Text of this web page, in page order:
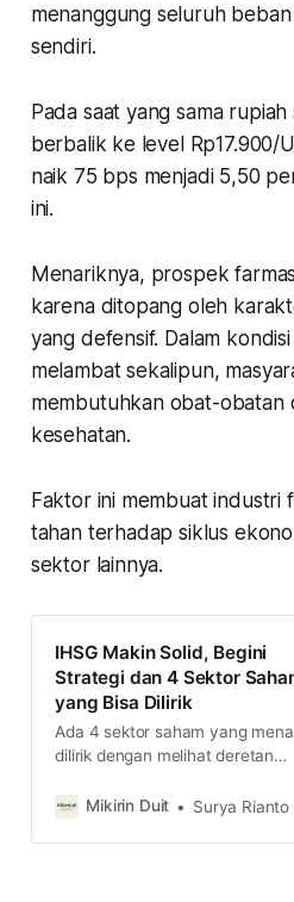
menanggung seluruh
sendiri.
Pada saat yang sama
berbalik ke level Rp17.900/
naik 75 bps menjadi 5,50
ini.
Menariknya, prospek
karena ditopang oleh
yang defensif. Dalam
melambat sekalipun,
membutuhkan obat-obatan
kesehatan.
Faktor ini membuat industri
tahan terhadap siklus
sektor lainnya.
IHSG Makin Solid, Begini
Strategi dan 4 Sektor
yang Bisa Dilirik
Ada 4 sektor saham yang
dilirik dengan melihat deretan
saham tersebut? simak
Mikirin Duit Surya Rianto